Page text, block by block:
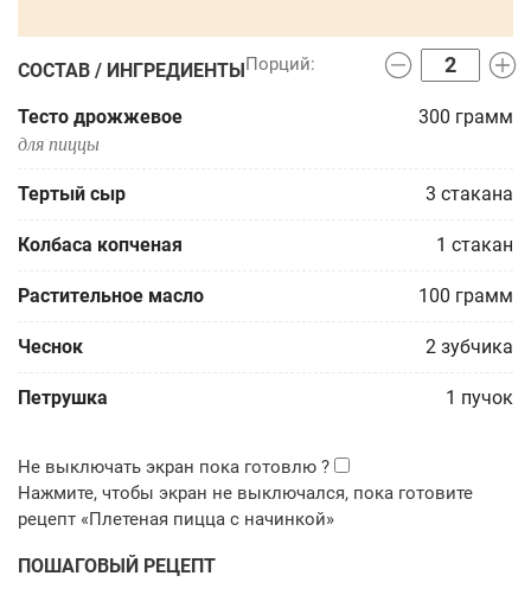
СОСТАВ / ИНГРЕДИЕНТЫ
Тесто дрожжевое 300 грамм
для пиццы
Тертый сыр 3 стакана
Колбаса копченая 1 стакан
Растительное масло 100 грамм
Чеснок 2 зубчика
Петрушка 1 пучок
ПОШАГОВЫЙ РЕЦЕПТ